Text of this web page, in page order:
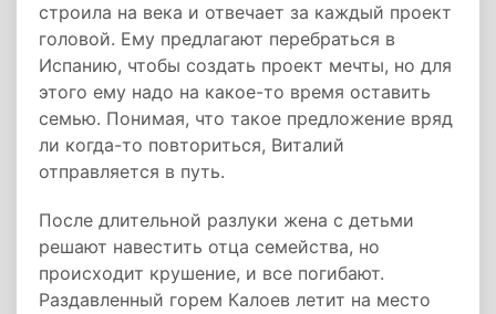
строила на века и отвечает за каждый проект
головой. Ему предлагают перебраться в
Испанию, чтобы создать проект мечты, но для
этого ему надо на какое-то время оставить
семью. Понимая, что такое предложение вряд
ли когда-то повториться, Виталий
отправляется в путь.
После длительной разлуки жена с детьми
решают навестить отца семейства, но
происходит крушение, и все погибают.
Раздавленный горем Калоев летит на место